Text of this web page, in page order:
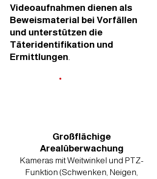
Videoaufnahmen dienen als
Beweismaterial bei Vorfällen
und unterstützen die
Täteridentifikation und
Ermittlungen.
Großflächige
Arealüberwachung
Kameras mit Weitwinkel und PTZ-
Funktion (Schwenken, Neigen,